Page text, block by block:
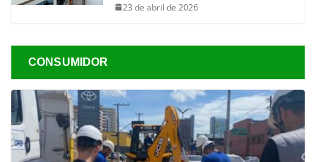
23 de abril de 2026
CONSUMIDOR